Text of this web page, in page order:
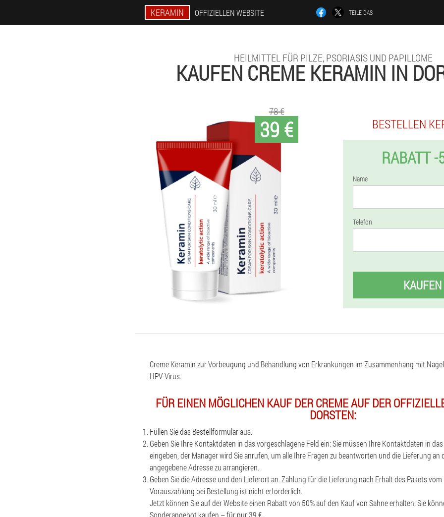
KERAMIN OFFIZIELLEN WEBSITE TEILE DAS
HEILMITTEL FÜR PILZE, PSORIASIS UND PAPILLOME
KAUFEN CREME KERAMIN IN
39 €
78 €
BESTELLEN
RABATT -
Name
Telefon
KAUFEN
Creme Keramin zur Vorbeugung und Behandlung von Erkrankungen im Zusammenhang mit
HPV-Virus.
FÜR EINEN MÖGLICHEN KAUF DER CREME AUF DER
DORSTEN:
Füllen Sie das Bestellformular aus.
Geben Sie Ihre Kontaktdaten in das vorgeschlagene Feld ein: Sie müssen Ihre Kontaktdaten in
eingeben, der Manager wird Sie anrufen, um alle Ihre Fragen zu beantworten und die Lieferung an
angegebene Adresse zu arrangieren.
Geben Sie die Adresse und den Lieferort an. Zahlung für die Lieferung nach Erhalt des Pakets
Vorauszahlung bei Bestellung ist nicht erforderlich.
Jetzt können Sie auf der Website einen Rabatt von 50% auf den Kauf von Sahne erhalten. Sie
Sonderangebot kaufen – für nur 39 €.